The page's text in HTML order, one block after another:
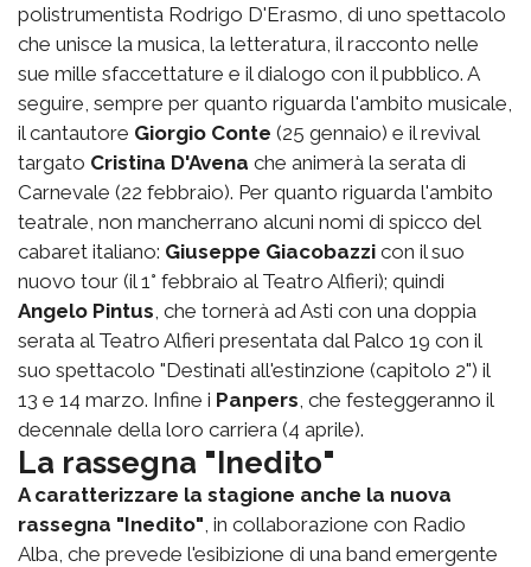
polistrumentista Rodrigo D'Erasmo, di uno spettacolo
che unisce la musica, la letteratura, il racconto nelle
sue mille sfaccettature e il dialogo con il pubblico. A
seguire, sempre per quanto riguarda l'ambito musicale,
il cantautore Giorgio Conte (25 gennaio) e il revival
targato Cristina D'Avena che animerà la serata di
Carnevale (22 febbraio). Per quanto riguarda l'ambito
teatrale, non mancherrano alcuni nomi di spicco del
cabaret italiano: Giuseppe Giacobazzi con il suo
nuovo tour (il 1° febbraio al Teatro Alfieri); quindi
Angelo Pintus , che tornerà ad Asti con una doppia
serata al Teatro Alfieri presentata dal Palco 19 con il
suo spettacolo "Destinati all'estinzione (capitolo 2") il
13 e 14 marzo. Infine i Panpers , che festeggeranno il
decennale della loro carriera (4 aprile).
La rassegna "Inedito"
A caratterizzare la stagione anche la nuova
rassegna "Inedito" , in collaborazione con Radio
Alba, che prevede l'esibizione di una band emergente